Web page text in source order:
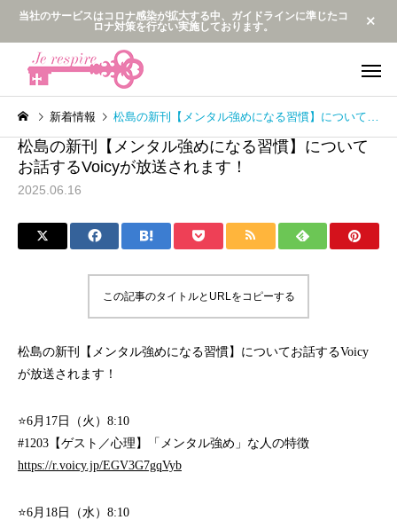
当社のサービスはコロナ感染が拡大する中、ガイドラインに準じたコ
ロナ対策を行ない実施しております。
企業研修・講演 監修・プログ
メンタルブレス
2人😆✨
新着情報 松島の新刊【メンタル強めになる習慣】についてお話するVoicyが放送されます！
松島の新刊【メンタル強めになる習慣】について
お話するVoicyが放送されます！
2025.06.16
この記事のタイトルとURLをコピーする
松島の新刊【メンタル強めになる習慣】についてお話するVoicy
が放送されます！
⭐6月17日（火）8:10
#1203【ゲスト／心理】「メンタル強め」な人の特徴
https://r.voicy.jp/EGV3G7gqVyb
⭐6月18日（水）8:10